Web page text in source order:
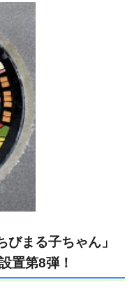
まる子ちゃん」
置第8弾！